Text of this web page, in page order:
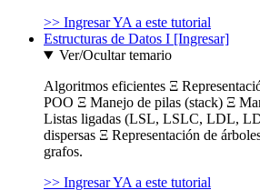
>> Ingresar YA a este tutorial
Estructuras de Datos I [Ingresar]
Ver/Ocultar temario
Algoritmos eficientes Ξ
POO Ξ Manejo de pilas (stack) Ξ
Listas ligadas (LSL, LSLC, LDL,
dispersas Ξ Representación de
grafos.
>> Ingresar YA a este tutorial